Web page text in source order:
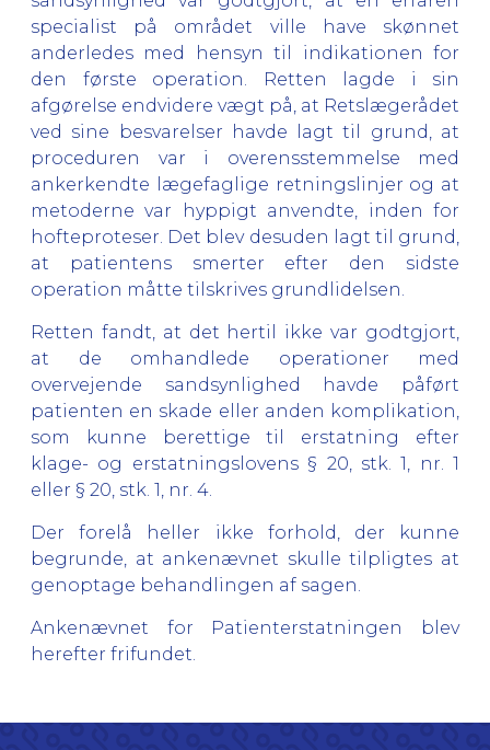
specialist på området ville have skønnet
anderledes med hensyn til indikationen for
den første operation. Retten lagde i sin
afgørelse endvidere vægt på, at Retslægerådet
ved sine besvarelser havde lagt til grund, at
proceduren var i overensstemmelse med
ankerkendte lægefaglige retningslinjer og at
metoderne var hyppigt anvendte, inden for
hofteproteser. Det blev desuden lagt til grund,
at patientens smerter efter den sidste
operation måtte tilskrives grundlidelsen.
Retten fandt, at det hertil ikke var godtgjort,
at de omhandlede operationer med
overvejende sandsynlighed havde påført
patienten en skade eller anden komplikation,
som kunne berettige til erstatning efter
klage- og erstatningslovens § 20, stk. 1, nr. 1
eller § 20, stk. 1, nr. 4.
Der forelå heller ikke forhold, der kunne
begrunde, at ankenævnet skulle tilpligtes at
genoptage behandlingen af sagen.
Ankenævnet for Patienterstatningen blev
herefter frifundet.